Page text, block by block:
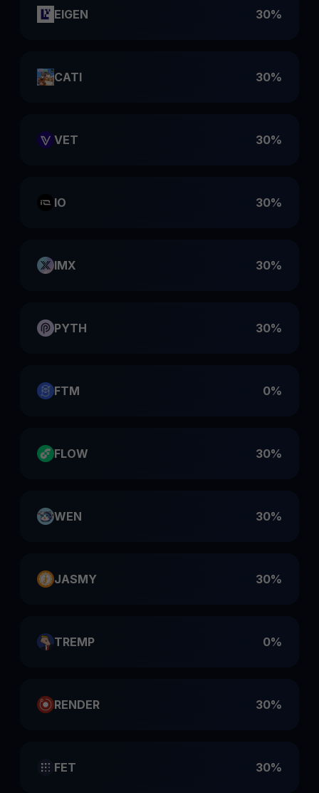
EIGEN 30%
CATI 30%
VET 30%
IO 30%
IMX 30%
PYTH 30%
FTM 0%
FLOW 30%
WEN 30%
JASMY 30%
TREMP 0%
RENDER 30%
FET 30%